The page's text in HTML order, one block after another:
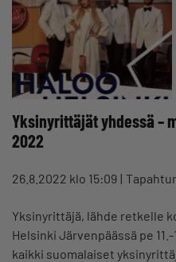
Yksinyrittäjät yhdessä –
2022
26.8.2022 klo 15:09
Yksinyrittäjä, lähde retkelle
Helsinki Järvenpäässä pe
kaikki suomalaiset